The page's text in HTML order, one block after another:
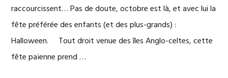
raccourcissent… Pas de doute, octobre est là, et avec lui la
fête préférée des enfants (et des plus-grands) :
Halloween. Tout droit venue des îles Anglo-celtes, cette
fête païenne prend …